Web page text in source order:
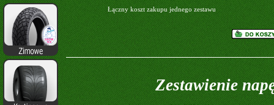
Łączny koszt zakupu jednego zestawu
Zestawienie